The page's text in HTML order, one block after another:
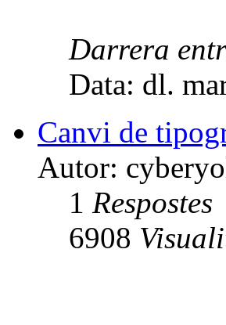
Darrera
Data: dl.
Canvi de
Autor:
1 Respostes
6908